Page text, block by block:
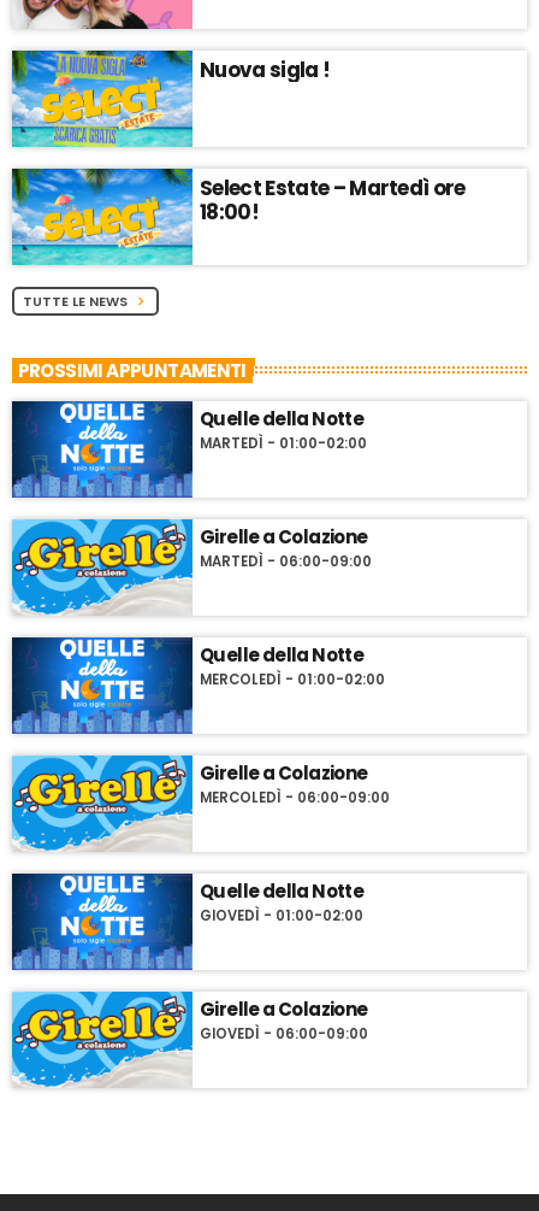
Nuova sigla !
Select Estate – Martedì ore
18:00!
TUTTE LE NEWS chevron_right
PROSSIMI APPUNTAMENTI
Quelle della Notte
MARTEDÌ - 01:00-02:00
Girelle a Colazione
MARTEDÌ - 06:00-09:00
Quelle della Notte
MERCOLEDÌ - 01:00-02:00
Girelle a Colazione
MERCOLEDÌ - 06:00-09:00
Quelle della Notte
GIOVEDÌ - 01:00-02:00
Girelle a Colazione
GIOVEDÌ - 06:00-09:00